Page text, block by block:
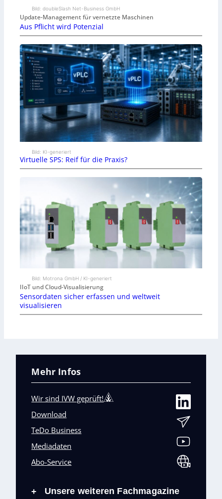
Bild: doubleSlash Net-Business GmbH
Update-Management für vernetzte Maschinen
Aus Pflicht wird Potenzial
Bild: KI-generiert
Virtuelle SPS: Reif für die Praxis?
Bild: Motrona GmbH / KI-generiert
IIoT und Cloud-Visualisierung
Sensordaten sicher erfassen und weltweit
visualisieren
Mehr Infos
Wir sind IVW geprüft!
Download
TeDo Business
Mediadaten
Abo-Service
+ Unsere weiteren Fachmagazine